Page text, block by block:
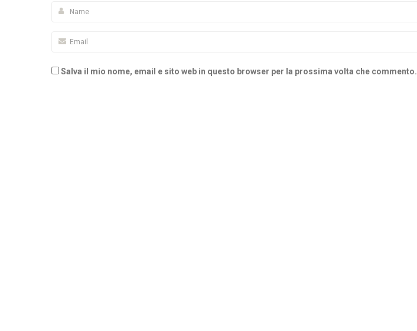
Salva il mio nome, email e sito web in questo browser per la prossima volta che commento.